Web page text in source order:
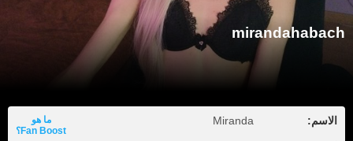
mirandahabach
الاسم: Miranda
ما هو
Fan Boost؟